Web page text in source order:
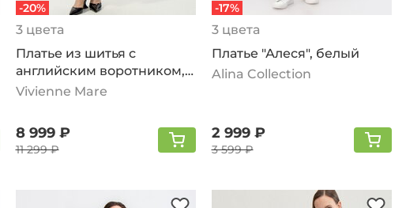
-20%
3 цвета
Платье из шитья с
английским воротником,
белый
Vivienne Mare
8 999 ₽
11 299 ₽
-17%
3 цвета
Платье "Алеся", белый
Alina Collection
2 999 ₽
3 599 ₽